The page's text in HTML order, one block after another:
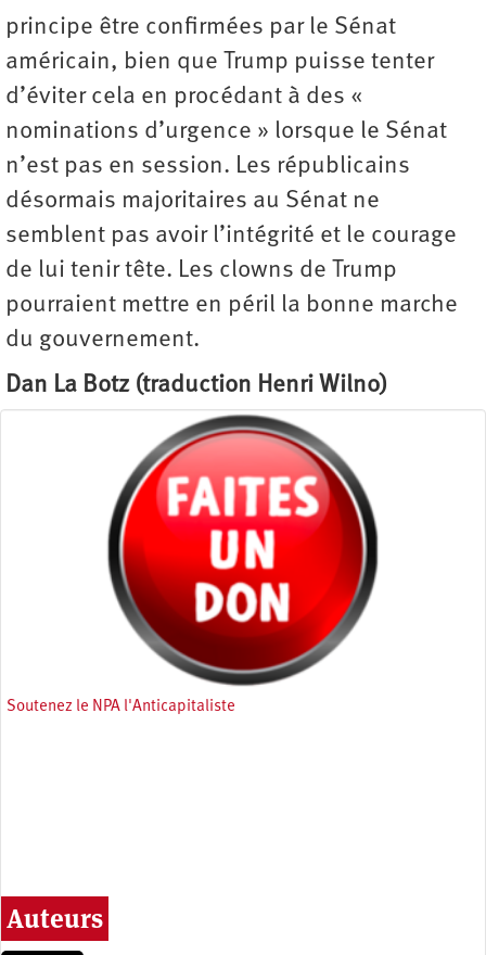
principe être confirmées par le Sénat
américain, bien que Trump puisse tenter
d’éviter cela en procédant à des «
nominations d’urgence » lorsque le Sénat
n’est pas en session. Les républicains
désormais majoritaires au Sénat ne
semblent pas avoir l’intégrité et le courage
de lui tenir tête. Les clowns de Trump
pourraient mettre en péril la bonne marche
du ­gouvernement.
Dan La Botz (traduction Henri Wilno)
Soutenez le NPA l'Anticapitaliste
Auteurs